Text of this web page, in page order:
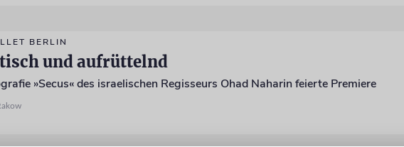
BERLIN
und aufrüttelnd
»Secus« des israelischen Regisseurs Ohad Naharin feierte Premiere